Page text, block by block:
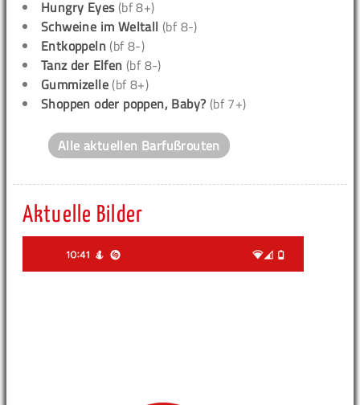
Hungry Eyes(bf 8+)
Schweine im Weltall (bf 8-)
Entkoppeln (bf 8-)
Tanz der Elfen (bf 8-)
Gummizelle (bf 8+)
Shoppen oder poppen, Baby? (bf 7+)
Alle aktuellen Barfußrouten
Aktuelle Bilder